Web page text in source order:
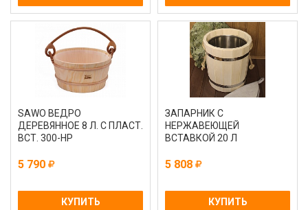
SAWO ВЕДРО
ДЕРЕВЯННОЕ 8 Л. С ПЛАСТ.
ВСТ. 300-НР
5 790
КУПИТЬ
ЗАПАРНИК С
НЕРЖАВЕЮЩЕЙ
ВСТАВКОЙ 20 Л
5 808
КУПИТЬ